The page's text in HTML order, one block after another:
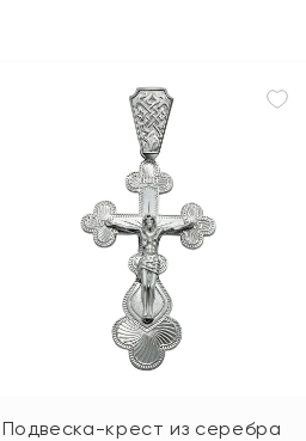
Подвеска-крест из серебра